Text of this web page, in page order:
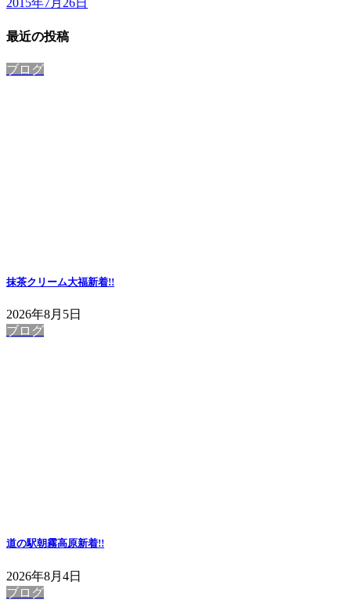
2015年7月26日
最近の投稿
ブログ
抹茶クリーム大福新着!!
2026年8月5日
ブログ
道の駅朝霧高原新着!!
2026年8月4日
ブログ